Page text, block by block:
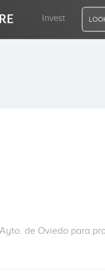
Invest
de Oviedo para